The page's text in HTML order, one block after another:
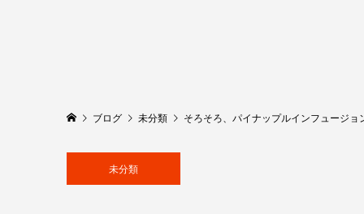
ブログ 未分類 そろそろ、パイナップルインフュージョ
未分類